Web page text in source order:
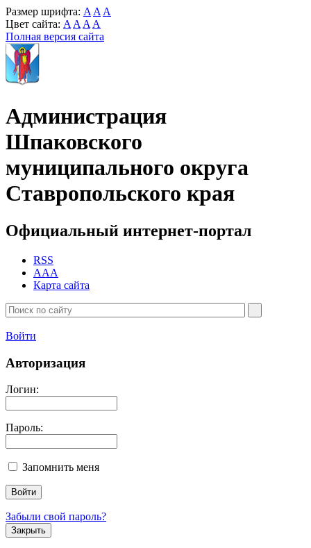
Размер шрифта: A A A
Цвет сайта: A A A A
Полная версия сайта
Администрация
Шпаковского
муниципального округа
Ставропольского края
Официальный интернет-портал
RSS
AAA
Карта сайта
Войти
Авторизация
Логин:
Пароль:
Запомнить меня
Забыли свой пароль?
Закрыть